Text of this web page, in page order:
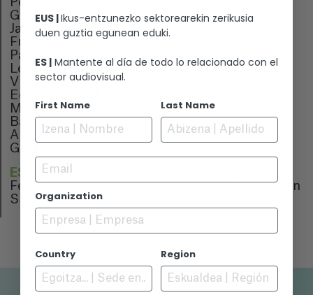
Gorka Asiain
Javier Barandiaran
Fulgencio Camacho
Pablo Cobo
Leire Goñi
Víctor Iglesias
Edorta Kortadi
Maite Larburu
Batis Larburu
Arkaitz Larrañaga
Gorka Lertxund
ESTRENO
Festival Internacional de Cine de San Sebastián
SSIFF 2024
EUS |Ikus-entzunezko sektorearekin zerikusia
duen guztia egunean eduki.
ES | Mantente al día de todo lo relacionado con el
sector audiovisual.
First Name Last Name
Email
Organization
Country Region